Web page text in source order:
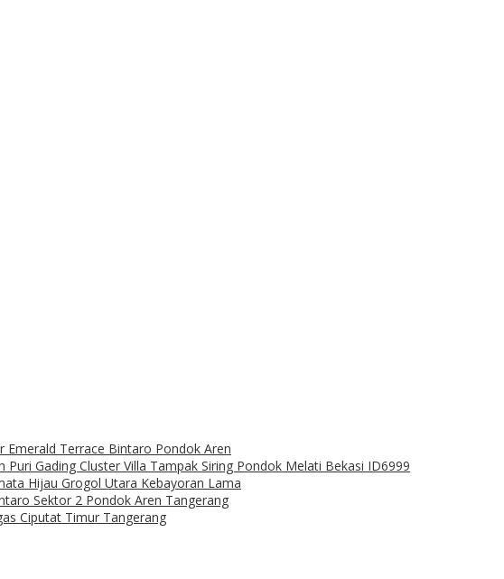
Emerald Terrace Bintaro Pondok Aren
Puri Gading Cluster Villa Tampak Siring Pondok Melati Bekasi ID6999
Hijau Grogol Utara Kebayoran Lama
Sektor 2 Pondok Aren Tangerang
Ciputat Timur Tangerang